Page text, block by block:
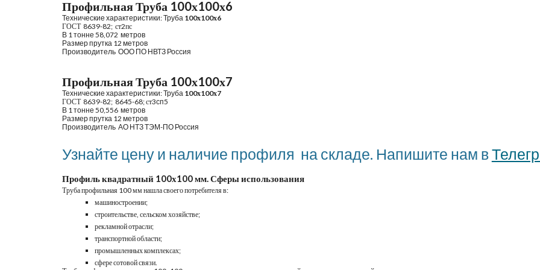
Профильная Труба 100х100х6
Технические характеристики: Труба 100х100х6
ГОСТ  8639-82; ст2пс
В 1 тонне 58,072 метров
Размер прутка 12 метров
Производитель ООО ПО НВТЗ Россия
Профильная Труба 100х100х7
Технические характеристики: Труба 100х100х7
ГОСТ  8639-82; 8645-68; ст3сп5
В 1 тонне 50,556 метров
Размер прутка 12 метров
Производитель АО НТЗ ТЭМ-ПО Россия
Узнайте цену и наличие профиля  на складе. Напишите нам в
Профиль квадратный 100х100 мм. Сферы использования
Труба профильная 100 мм нашла своего потребителя в:
машиностроении;
строительстве, сельском хозяйстве;
рекламной отрасли;
транспортной области;
промышленных комплексах;
сфере сотовой связи.